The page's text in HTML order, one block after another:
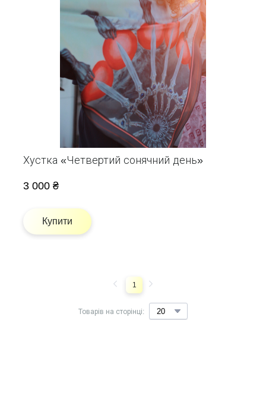
Хустка «Четвертий сонячний день»
3 000 ₴
Купити
Товарів на сторінці:
1